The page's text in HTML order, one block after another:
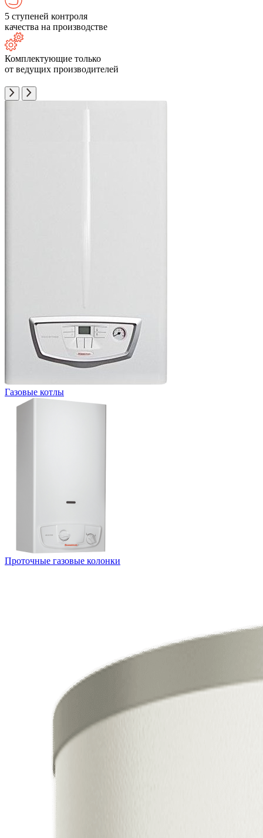
5 ступеней контроля
качества на производстве
Комплектующие только
от ведущих производителей
Газовые котлы
Проточные газовые колонки